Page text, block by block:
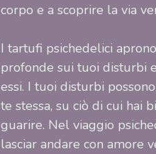
corpo e a scoprire la via
I tartufi psichedelici
profonde sui tuoi disturbi
essi. I tuoi disturbi
te stessa, su ciò di cui hai
guarire. Nel viaggio
lasciar andare con amore